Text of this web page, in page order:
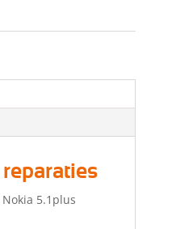
reparaties
5.1plus